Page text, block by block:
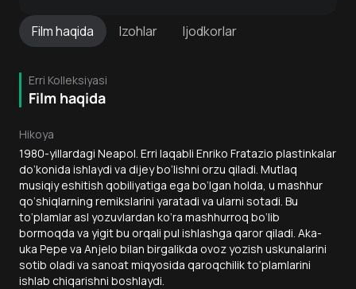
Filmhaqida Izohlar Ijodkorlar
Erri Kolleksiyasi
Film haqida
Hikoya
1980-yillardagi Neapol. Erri laqabli Enriko Fratazio plastinkalar
do‘konida ishlaydi va dijey bo‘lishni orzu qiladi. Mutlaq
musiqiy eshitish qobiliyatiga ega bo‘lgan holda, u mashhur
qo‘shiqlarning remikslarini yaratadi va ularni sotadi. Bu
to‘plamlar asl yozuvlardan ko‘ra mashhurroq bo‘lib
bormoqda va yigit bu orqali pul ishlashga qaror qiladi. Aka-
uka Pepe va Anjelo bilan birgalikda ovoz yozish uskunalarini
sotib oladi va sanoat miqyosida qaroqchilik to‘plamlarini
ishlab chiqarishni boshlaydi.